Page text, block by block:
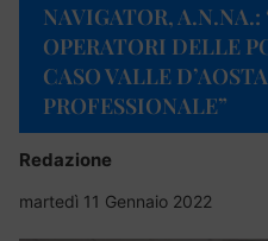
NAVIGATOR, A.N.NA.:
OPERATORI DELLE
CASO VALLE
PROFESSIONALE”
Redazione
martedì 11 Gennaio 2022